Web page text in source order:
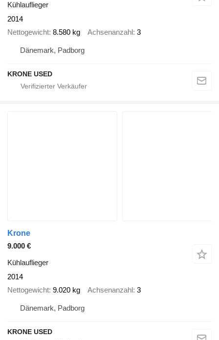
Kühlauflieger
2014
Nettogewicht 8.580 kg Achsenanzahl 3
Dänemark, Padborg
KRONE USED
Krone
9.000 €
Kühlauflieger
2014
Nettogewicht 9.020 kg Achsenanzahl 3
Dänemark, Padborg
KRONE USED